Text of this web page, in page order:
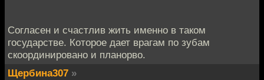
Согласен и счастлив жить именно в таком
государстве. Которое дает врагам по зубам
скоординировано и планорво.
Щербина307 »